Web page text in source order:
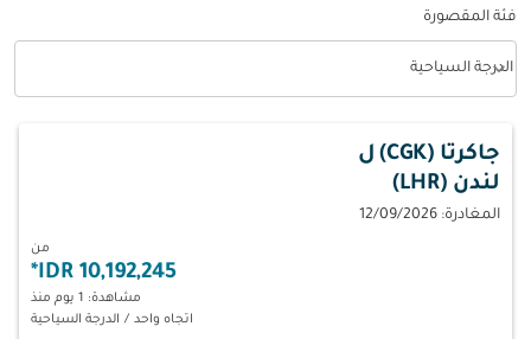
فئة المقصورة
فئة المقصورة option الدرجة السياحية Selected
الدرجة السياحية
keyboard_arrow_down
جاكرتا (CGK)
ل
لندن (LHR)
المغادرة: 12/09/2026
من
10,192,245 IDR
*
مشاهدة: 1 يوم منذ
اتجاه واحد / الدرجة السياحية